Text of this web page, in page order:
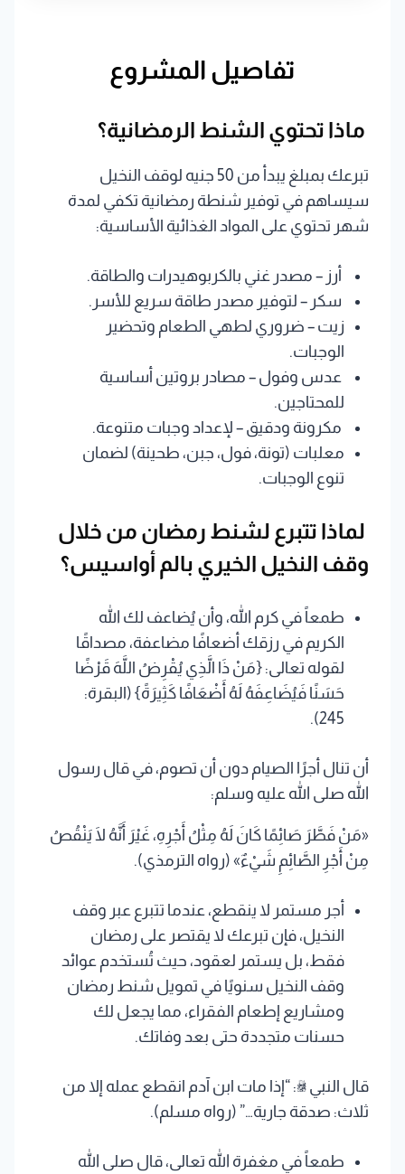
ماذا تحتوي الشنط الرمضانية؟
تبرعك بمبلغ يبدأ من 50 جنيه لوقف النخيل
سيساهم في توفير شنطة رمضانية تكفي لمدة
شهر تحتوي على المواد الغذائية الأساسية:
أرز – مصدر غني بالكربوهيدرات والطاقة.
سكر – لتوفير مصدر طاقة سريع للأسر.
زيت – ضروري لطهي الطعام وتحضير
الوجبات.
عدس وفول – مصادر بروتين أساسية
للمحتاجين.
مكرونة ودقيق – لإعداد وجبات متنوعة.
معلبات (تونة، فول، جبن، طحينة) لضمان
تنوع الوجبات.
لماذا تتبرع لشنط رمضان من خلال
وقف النخيل الخيري بالم أواسيس؟
طمعاً في كرم الله، وأن يُضاعف لك الله
الكريم في رزقك أضعافًا مضاعفة، مصداقًا
لقوله تعالى: {مَنْ ذَا الَّذِي يُقْرِضُ اللَّهَ قَرْضًا
حَسَنًا فَيُضَاعِفَهُ لَهُ أَضْعَافًا كَثِيرَةً} (البقرة:
245).
أن تنال أجرًا الصيام دون أن تصوم، في قال رسول
الله صلى الله عليه وسلم:
«مَنْ فَطَّرَ صَائِمًا كَانَ لَهُ مِثْلُ أَجْرِهِ، غَيْرَ أَنَّهُ لَا يَنْقُصُ
مِنْ أَجْرِ الصَّائِمِ شَيْءٌ» (رواه الترمذي).
أجر مستمر لا ينقطع، عندما تتبرع عبر وقف
النخيل، فإن تبرعك لا يقتصر على رمضان
فقط، بل يستمر لعقود، حيث تُستخدم عوائد
وقف النخيل سنويًا في تمويل شنط رمضان
ومشاريع إطعام الفقراء، مما يجعل لك
حسنات متجددة حتى بعد وفاتك.
قال النبي ﷺ: “إذا مات ابن آدم انقطع عمله إلا من
ثلاث: صدقة جارية…” (رواه مسلم).
طمعاً في مغفرة الله تعالى، قال صلى الله